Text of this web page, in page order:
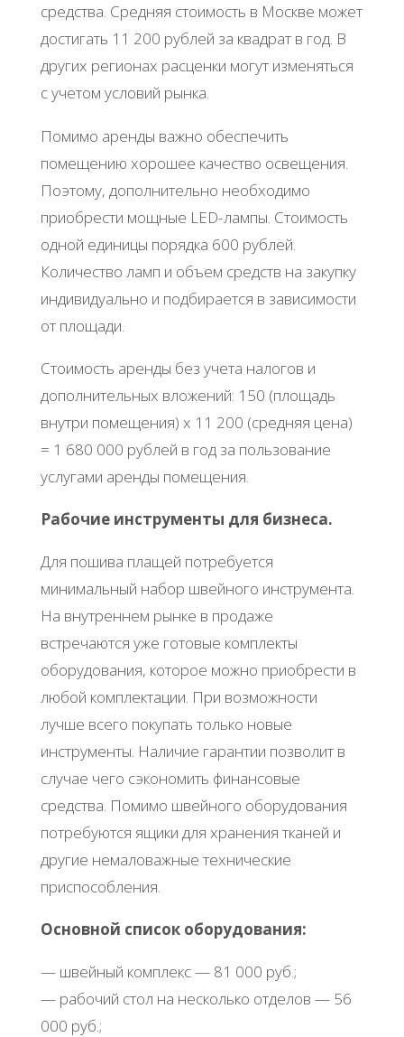
средства. Средняя стоимость в Москве может
достигать 11 200 рублей за квадрат в год. В
других регионах расценки могут изменяться
с учетом условий рынка.
Помимо аренды важно обеспечить
помещению хорошее качество освещения.
Поэтому, дополнительно необходимо
приобрести мощные LED-лампы. Стоимость
одной единицы порядка 600 рублей.
Количество ламп и объем средств на закупку
индивидуально и подбирается в зависимости
от площади.
Стоимость аренды без учета налогов и
дополнительных вложений: 150 (площадь
внутри помещения) х 11 200 (средняя цена)
= 1 680 000 рублей в год за пользование
услугами аренды помещения.
Рабочие инструменты для бизнеса.
Для пошива плащей потребуется
минимальный набор швейного инструмента.
На внутреннем рынке в продаже
встречаются уже готовые комплекты
оборудования, которое можно приобрести в
любой комплектации. При возможности
лучше всего покупать только новые
инструменты. Наличие гарантии позволит в
случае чего сэкономить финансовые
средства. Помимо швейного оборудования
потребуются ящики для хранения тканей и
другие немаловажные технические
приспособления.
Основной список оборудования:
— швейный комплекс — 81 000 руб.;
— рабочий стол на несколько отделов — 56
000 руб.;